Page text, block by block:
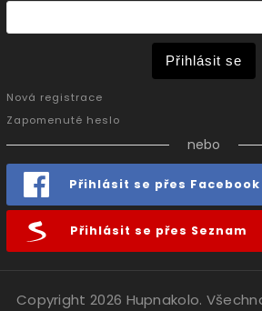
Přihlásit se
Nová registrace
Zapomenuté heslo
nebo
Přihlásit se přes Facebook
Přihlásit se přes Seznam
Copyright 2026 Hupnakolo.